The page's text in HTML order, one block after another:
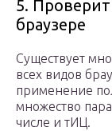
5.
браузере
Существует
всех видов
применение
множество
числе и тИЦ.